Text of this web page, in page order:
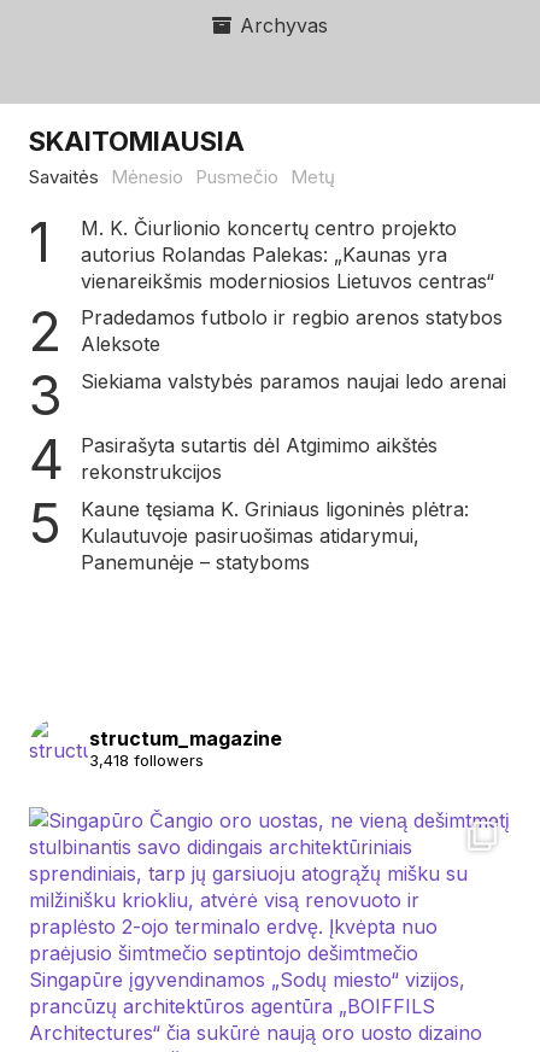
Archyvas
SKAITOMIAUSIA
Savaitės Mėnesio Pusmečio Metų
M. K. Čiurlionio koncertų centro projekto
autorius Rolandas Palekas: „Kaunas yra
vienareikšmis moderniosios Lietuvos centras“
Pradedamos futbolo ir regbio arenos statybos
Aleksote
Siekiama valstybės paramos naujai ledo arenai
Pasirašyta sutartis dėl Atgimimo aikštės
rekonstrukcijos
Kaune tęsiama K. Griniaus ligoninės plėtra:
Kulautuvoje pasiruošimas atidarymui,
Panemunėje – statyboms
structum_magazine
3,418 followers